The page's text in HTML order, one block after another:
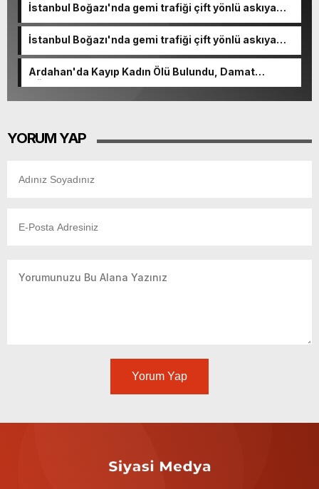
İstanbul Boğazı'nda gemi trafiği çift yönlü askıya
İstanbul Boğazı'nda gemi trafiği çift yönlü askıya
Ardahan'da Kayıp Kadın Ölü Bulundu, Damat
Gözaltında
YORUM YAP
Yorum Yap